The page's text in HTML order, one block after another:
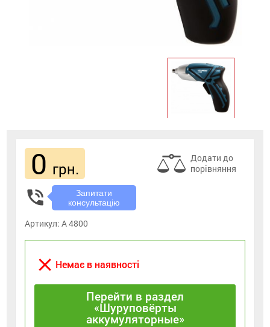
0 грн.
Додати до
порівняння
phone_in_talk
Запитати
консультацію
Артикул:A 4800
close Немає в наявності
Перейти в раздел
«Шуруповёрты
аккумуляторные»